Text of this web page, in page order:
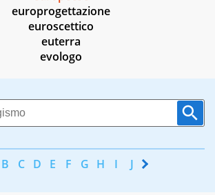
europrogettazione
euroscettico
euterra
evologo
B C D E F G H I J K